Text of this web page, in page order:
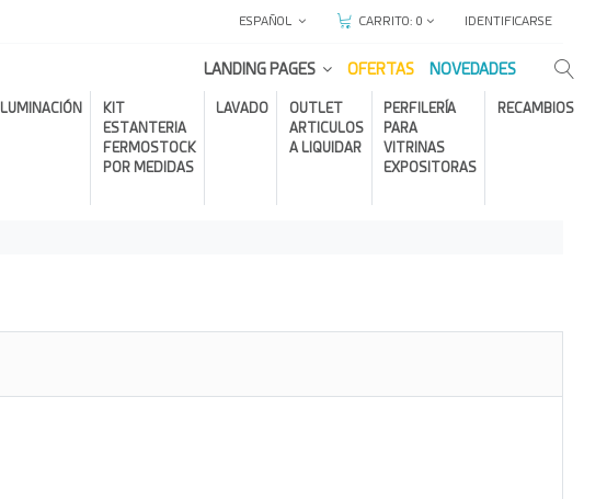
ESPAÑOL CARRITO: 0 IDENTIFICARSE
LANDING PAGES OFERTAS NOVEDADES
ILUMINACIÓN
KIT
ESTANTERIA
FERMOSTOCK
POR MEDIDAS
LAVADO
OUTLET
ARTICULOS
A LIQUIDAR
PERFILERÍA
PARA
VITRINAS
EXPOSITORAS
RECAMBIOS